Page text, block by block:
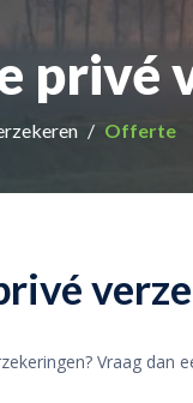
privé
Offerte
Vraag dan